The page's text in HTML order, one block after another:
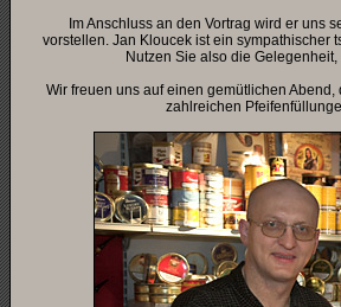
Im Anschluss an den Vortrag wird er uns
vorstellen. Jan Kloucek ist ein sympathischer
Nutzen Sie also die
Wir freuen uns auf einen gemütlichen
zahlreichen